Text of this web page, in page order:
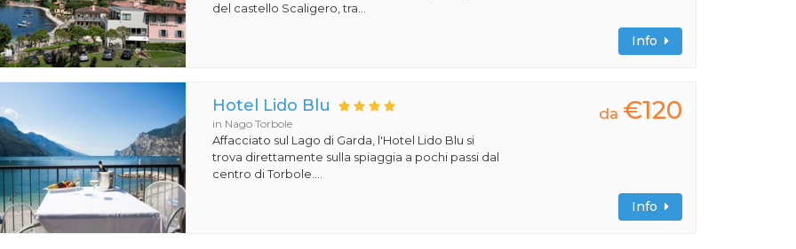
del castello Scaligero, tra...
Info
Hotel Lido Blu
in Nago Torbole
Affacciato sul Lago di Garda, l'Hotel Lido Blu si
trova direttamente sulla spiaggia a pochi passi dal
centro di Torbole....
da €120
Info